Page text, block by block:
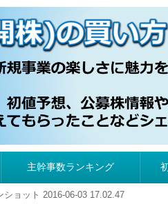
の買い方
主幹事数ランキング
ショット 2016-06-03 17.02.47